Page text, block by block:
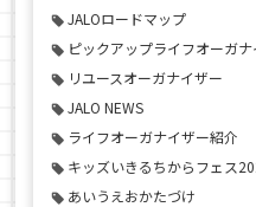
JALOロードマップ
ピックアップライフオーガナ
リユースオーガナイザー
JALO NEWS
ライフオーガナイザー紹介
キッズいきるちからフェス
あいうえおかたづけ